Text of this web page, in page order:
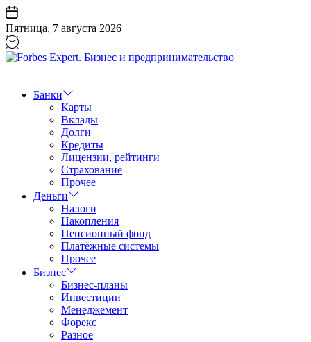
Перейти
к
содержанию
Пятница, 7 августа 2026
Бизнес
предпринимательство
Банки
Карты
Вклады
Долги
Кредиты
Лицензии, рейтинги
Страхование
Прочее
Деньги
Налоги
Накопления
Пенсионный фонд
Платёжные системы
Прочее
Бизнес
Бизнес-планы
Инвестиции
Менеджемент
Форекс
Разное